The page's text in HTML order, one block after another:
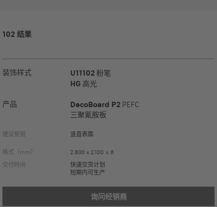
102 结果
装饰样式 U11102 粉笔
HG 高光
产品 DecoBoard P2 PEFC
三聚氰胺板
建议使用 竖直表面
格式（mm）
2.800 x 2.100 x 8
交付时间
快速交货计划
短期内可生产
询问经销商